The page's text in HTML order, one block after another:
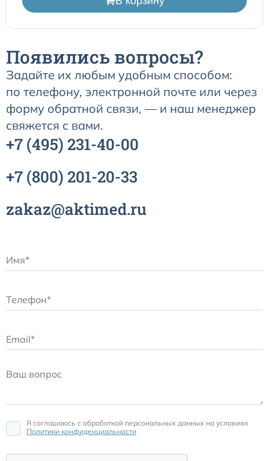
Появились вопросы?
Задайте их любым удобным способом:
по телефону, электронной почте или через
форму обратной связи, — и наш менеджер
свяжется с вами.
+7 (495) 231-40-00
+7 (800) 201-20-33
zakaz@aktimed.ru
Я соглашаюсь c обработкой персональных данных на условиях
Политики конфиденциальности
одноразовые (наркозные)
Переходники и коннекторы угловые для ИВЛ
Аксессуары и принадлежности для трахеостомии
Аспирационные катетеры